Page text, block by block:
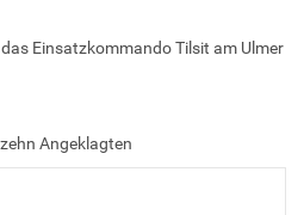
Einsatzkommando Tilsit am Ulmer
Angeklagten